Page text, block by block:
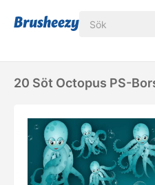
20 Söt Octopus PS-